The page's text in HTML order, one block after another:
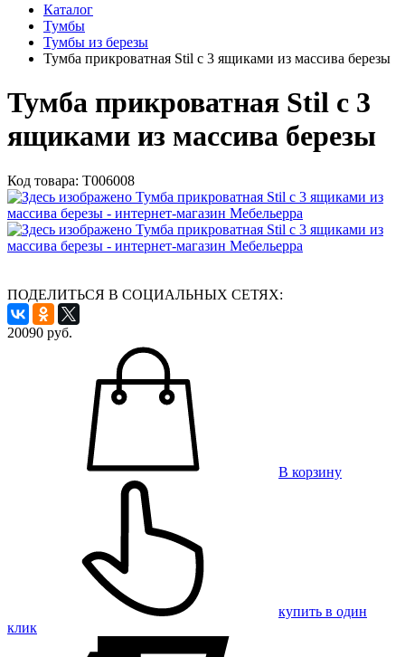
Каталог
Тумбы
Тумбы из березы
Тумба прикроватная Stil с 3 ящиками из массива березы
Тумба прикроватная Stil с 3
ящиками из массива березы
Код товара: Т006008
ПОДЕЛИТЬСЯ В СОЦИАЛЬНЫХ СЕТЯХ:
20090 руб.
В корзину
купить в один
клик